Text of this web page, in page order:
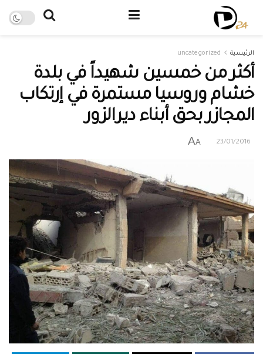
الرئيسية uncategorized
أكثر من خمسين شهيداً في بلدة
خشام وروسيا مستمرة في إرتكاب
المجازر بحق أبناء ديرالزور
23/01/2016
A
A